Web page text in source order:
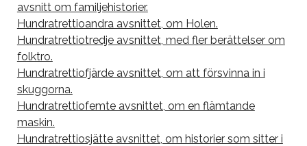
avsnitt om familjehistorier.
Hundratrettioandra avsnittet, om Holen.
Hundratrettiotredje avsnittet, med fler berättelser om
folktro.
Hundratrettiofjärde avsnittet, om att försvinna in i
skuggorna.
Hundratrettiofemte avsnittet, om en flämtande
maskin.
Hundratrettiosjätte avsnittet, om historier som sitter i